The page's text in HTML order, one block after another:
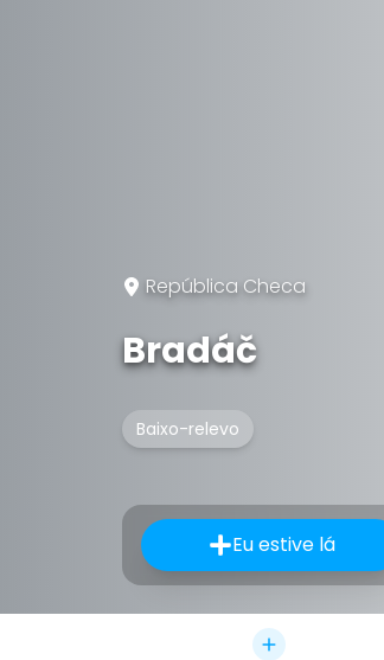
República Checa
Bradáč
Baixo-relevo
Eu estive lá